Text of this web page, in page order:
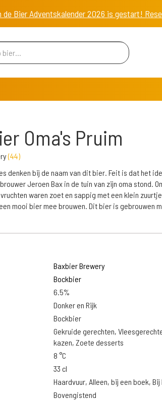
de Bier Adventskalender 2026 is gestart!
Oma's Pruim
(44)
denken bij de naam van dit bier. Feit is dat het
Jeroen Bax in de tuin van zijn oma stond.
waren zoet en sappig met een klein
mooi bier mee brouwen. Dit bier is gebrouwen
Baxbier Brewery
Bockbier
6.5%
Donker en Rijk
Bockbier
Gekruide gerechten,
kazen, Zoete desserts
8 °C
33 cl
Haardvuur, Alleen, bij een boek,
Bovengistend